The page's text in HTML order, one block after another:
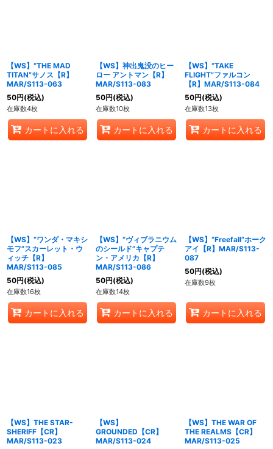
【WS】“THE MAD
TITAN”サノス【R】
MAR/S113-063
50円(税込)
在庫数4枚
カートに入れる
【WS】神出鬼没のヒー
ロー アントマン【R】
MAR/S113-083
50円(税込)
在庫数10枚
カートに入れる
【WS】“TAKE
FLIGHT”ファルコン
【R】MAR/S113-084
50円(税込)
在庫数13枚
カートに入れる
【WS】“ワンダ・マキシ
モフ”スカーレット・ウ
ィッチ【R】
MAR/S113-085
50円(税込)
在庫数16枚
カートに入れる
【WS】“ヴィブラニウム
のシールド”キャプテ
ン・アメリカ【R】
MAR/S113-086
50円(税込)
在庫数14枚
カートに入れる
【WS】“Freefall”ホーク
アイ【R】MAR/S113-
087
50円(税込)
在庫数9枚
カートに入れる
【WS】THE STAR-
SHERIFF【CR】
MAR/S113-023
【WS】
GROUNDED【CR】
MAR/S113-024
【WS】THE WAR OF
THE REALMS【CR】
MAR/S113-025